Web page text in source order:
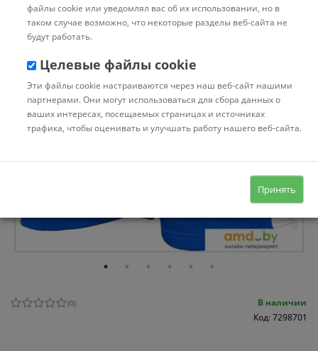
(0)
В наличии
Код: 7298701
файлы cookie или уведомлял вас об их использовании, но в
таком случае возможно, что некоторые разделы веб-сайта не
будут работать.
Целевые файлы cookie
Эти файлы cookie настраиваются через наш веб-сайт нашими
партнерами. Они могут использоваться для сбора данных о
ваших интересах, посещаемых страницах и источниках
трафика, чтобы оценивать и улучшать работу нашего веб-сайта.
Принять